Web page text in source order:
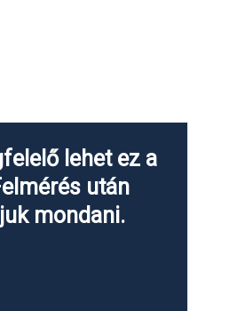
lehet ez a
után
mondani.